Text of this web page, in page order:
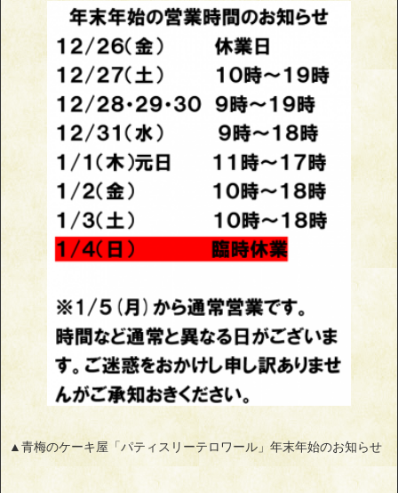
▲青梅のケーキ屋「パティスリーテロワール」年末年始のお知らせ